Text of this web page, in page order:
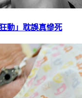
動」耽誤真慘死